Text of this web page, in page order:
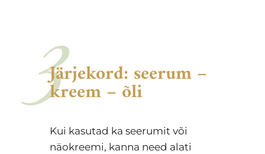
3Järjekord: seerum –
kreem – õli
näokreemi, kanna need alati
enne näoõli. Alusta seerumist,